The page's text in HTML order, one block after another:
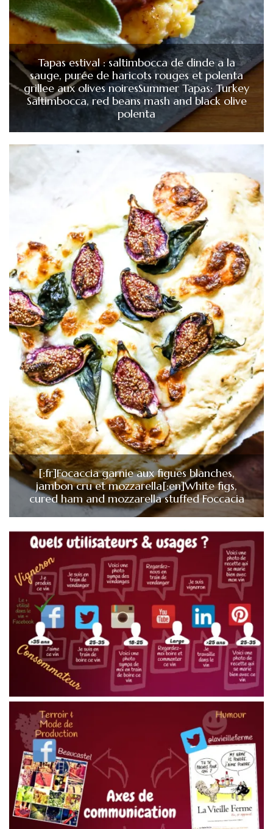
Tapas estival : saltimbocca de dinde a la
sauge, purée de haricots rouges et polenta
grillee aux olives noiresSummer Tapas: Turkey
Saltimbocca, red beans mash and black olive
polenta
[:fr]Focaccia garnie aux figues blanches,
jambon cru et mozzarella[:en]White figs,
cured ham and mozzarella stuffed Foccacia